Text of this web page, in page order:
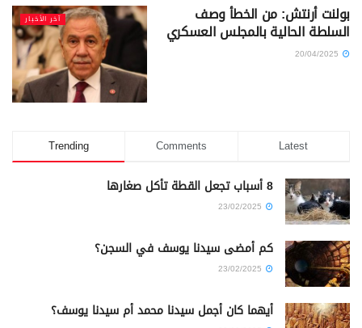
آخر الأخبار بولنت أرنتش: من الخطأ وصف
السلطة الحالية بالمجلس العسكري
Trending Comments Latest
8 أسباب تجعل القطة تأكل صغارها
كم أمضى سيدنا يوسف في السجن؟
أيهما كان أجمل سيدنا محمد أم سيدنا يوسف؟